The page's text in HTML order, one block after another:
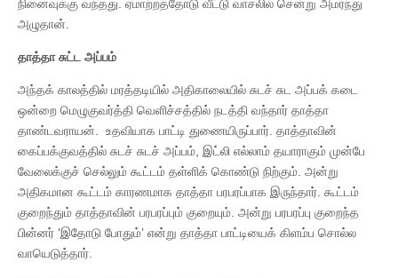
நினைவுக்கு வந்தது. ஏமாற்றத்தோடு வீட்டு வாசலில் சென்று அமர்ந்து
அழுதான்.
தாத்தா சுட்ட அப்பம்
அந்தக் காலத்தில் மரத்தடியில் அதிகாலையில் சுடச் சுட அப்பக் கடை
ஒன்றை மெழுகுவர்த்தி வெளிச்சத்தில் நடத்தி வந்தார் தாத்தா
தாண்டவராயன். உதவியாக பாட்டி துணையிருப்பார். தாத்தாவின்
கைப்பக்குவத்தில் சுடச் சுடச் அப்பம், இட்லி எல்லாம் தயாராகும் முன்பே
வேலைக்குச் செல்லும் கூட்டம் தள்ளிக் கொண்டு நிற்கும். அன்று
அதிகமான கூட்டம் காரணமாக தாத்தா பரபரப்பாக இருந்தார். கூட்டம்
குறைந்தும் தாத்தாவின் பரபரப்பும் குறையும். அன்று பரபரப்பு குறைந்த
பின்னர் ‘இதோடு போதும்’ என்று தாத்தா பாட்டியைக் கிளம்ப சொல்ல
வாயெடுத்தார்.